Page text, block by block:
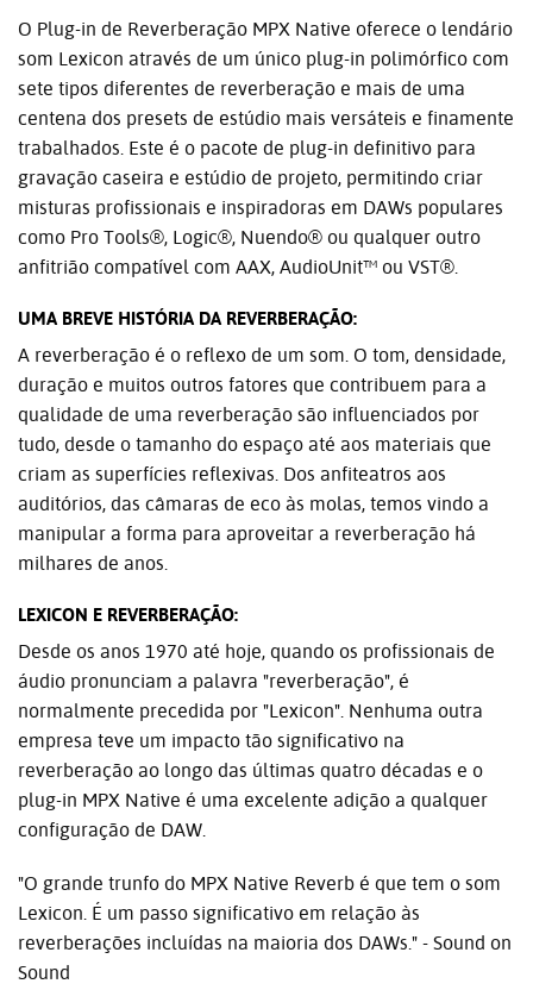
O Plug-in de Reverberação MPX Native oferece o lendário
som Lexicon através de um único plug-in polimórfico com
sete tipos diferentes de reverberação e mais de uma
centena dos presets de estúdio mais versáteis e finamente
trabalhados. Este é o pacote de plug-in definitivo para
gravação caseira e estúdio de projeto, permitindo criar
misturas profissionais e inspiradoras em DAWs populares
como Pro Tools®, Logic®, Nuendo® ou qualquer outro
anfitrião compatível com AAX, AudioUnit™ ou VST®.
UMA BREVE HISTÓRIA DA REVERBERAÇÃO:
A reverberação é o reflexo de um som. O tom, densidade,
duração e muitos outros fatores que contribuem para a
qualidade de uma reverberação são influenciados por
tudo, desde o tamanho do espaço até aos materiais que
criam as superfícies reflexivas. Dos anfiteatros aos
auditórios, das câmaras de eco às molas, temos vindo a
manipular a forma para aproveitar a reverberação há
milhares de anos.
LEXICON E REVERBERAÇÃO:
Desde os anos 1970 até hoje, quando os profissionais de
áudio pronunciam a palavra "reverberação", é
normalmente precedida por "Lexicon". Nenhuma outra
empresa teve um impacto tão significativo na
reverberação ao longo das últimas quatro décadas e o
plug-in MPX Native é uma excelente adição a qualquer
configuração de DAW.
"O grande trunfo do MPX Native Reverb é que tem o som
Lexicon. É um passo significativo em relação às
reverberações incluídas na maioria dos DAWs." - Sound on
Sound